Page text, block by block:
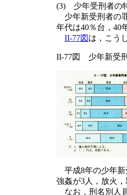
(3) 少年受刑者の
少年新受刑者の
年代は40％台，40
II-77図 は，こう
II-77図 少年新受
平成8年の少年新
強姦が3人，放火
なお，刑名別人